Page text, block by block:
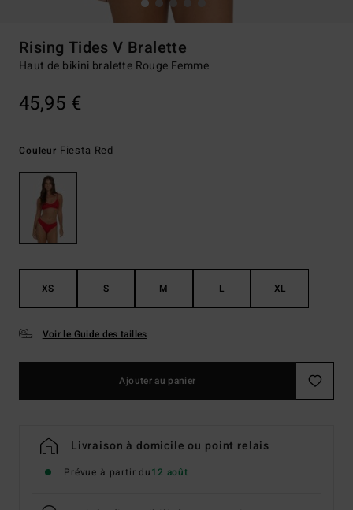
Rising Tides V Bralette
Haut de bikini bralette Rouge Femme
45,95 €
Couleur Fiesta Red
XS S M L XL
Voir le Guide des tailles
Ajouter au panier
Livraison à domicile ou point relais
Prévue à partir du12 août